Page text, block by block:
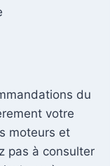
du
votre
moteurs et
pas à consulter